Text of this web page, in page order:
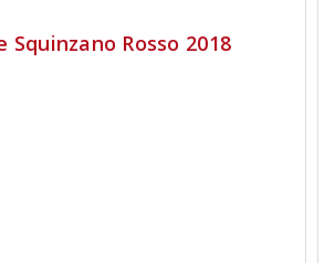
Squinzano Rosso 2018